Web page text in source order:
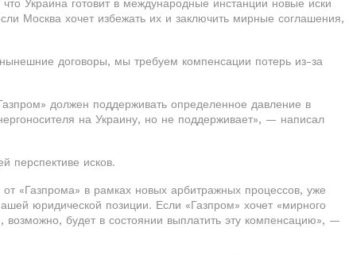
Украина готовит в международные инстанции новые иски
Москва хочет избежать их и заключить мирные соглашения,
договоры, мы требуем компенсации потерь из-за
должен поддерживать определенное давление в
на Украину, но не поддерживает», — написал
перспективе исков.
«Газпрома» в рамках новых арбитражных процессов, уже
юридической позиции. Если «Газпром» хочет «мирного
будет в состоянии выплатить эту компенсацию», —